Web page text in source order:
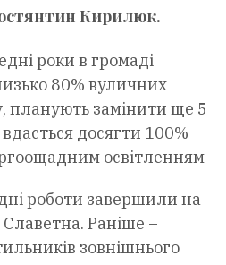
Кирилюк.
роки в громаді
80% вуличних
планують замінити ще 5
досягти 100%
освітленням
роботи завершили на
Раніше –
зовнішнього